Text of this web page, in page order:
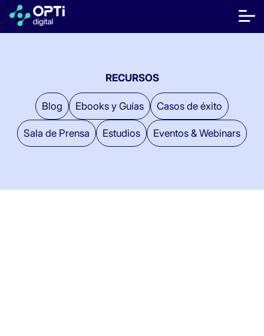
Saltar
contenido
Recursos
Sobre Nosotros
Hablar con Ventas
RECURSOS
Blog Ebooks y Guías Casos de éxito
Sala de Prensa Estudios Eventos & Webinars